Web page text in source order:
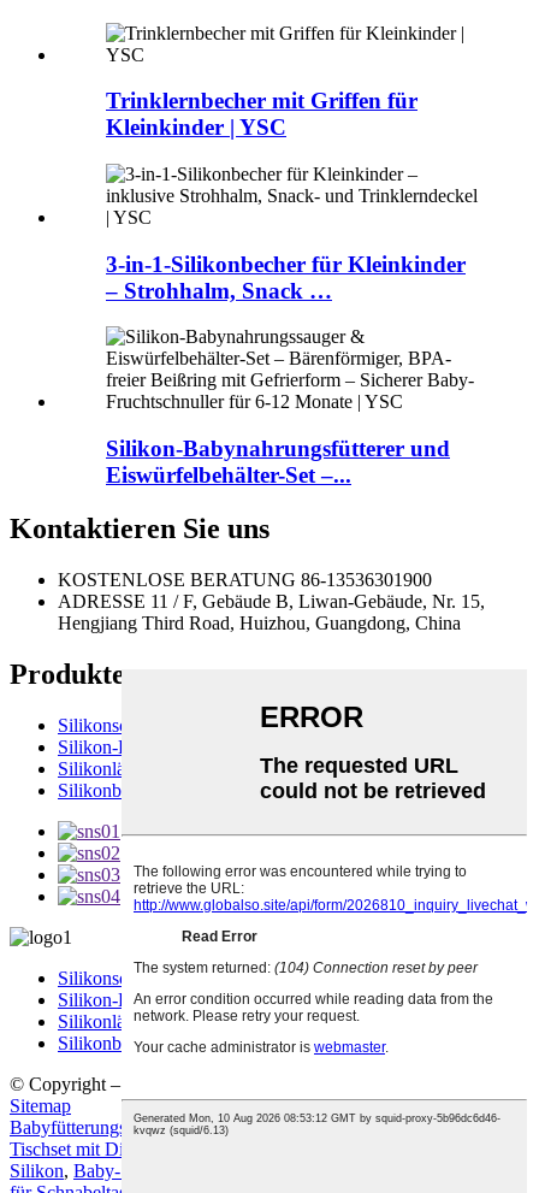
Trinklernbecher mit Griffen für
Kleinkinder | YSC
3-in-1-Silikonbecher für Kleinkinder
– Strohhalm, Snack …
Silikon-Babynahrungsfütterer und
Eiswürfelbehälter-Set –...
Kontaktieren Sie uns
KOSTENLOSE BERATUNG 86-13536301900
ADRESSE 11 / F, Gebäude B, Liwan-Gebäude, Nr. 15,
Hengjiang Third Road, Huizhou, Guangdong, China
Produkte
Silikonschüssel
Silikon-Babyteller
Silikonlätzchen
Silikonbecher
Silikonschüssel
Silikon-Babyteller
Silikonlätzchen
Silikonbecher
© Copyright – 2010–2022: Alle Rechte vorbehalten.
Sitemap
Babyfütterungs-Geschenkset,Silikon-Trenntellerschüssel,Silikon-
Tischset mit Dinosauriermotiv
Silikon, Baby-Schnabeltasse aus Silikon mit Deckel